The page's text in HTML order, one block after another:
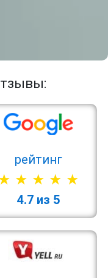
рейтинг
4.7 из 5